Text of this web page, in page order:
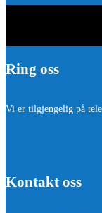
Ring oss
Vi er tilgjengelig på
Kontakt oss